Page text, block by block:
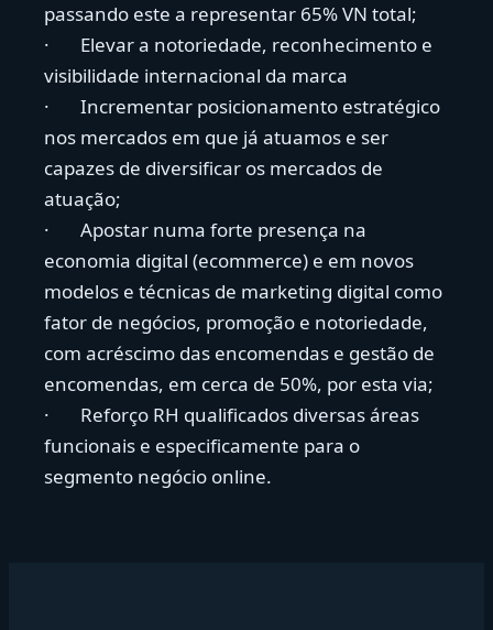
passando este a representar 65% VN total;
· Elevar a notoriedade, reconhecimento e
visibilidade internacional da marca
· Incrementar posicionamento estratégico
nos mercados em que já atuamos e ser
capazes de diversificar os mercados de
atuação;
· Apostar numa forte presença na
economia digital (ecommerce) e em novos
modelos e técnicas de marketing digital como
fator de negócios, promoção e notoriedade,
com acréscimo das encomendas e gestão de
encomendas, em cerca de 50%, por esta via;
· Reforço RH qualificados diversas áreas
funcionais e especificamente para o
segmento negócio online.